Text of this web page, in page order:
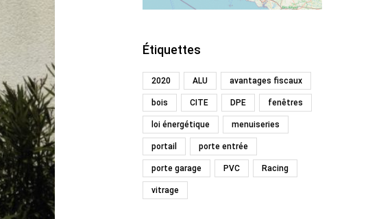
Étiquettes
2020 ALU avantages fiscaux
bois CITE DPE fenêtres
loi énergétique menuiseries
portail porte entrée
porte garage PVC Racing
vitrage